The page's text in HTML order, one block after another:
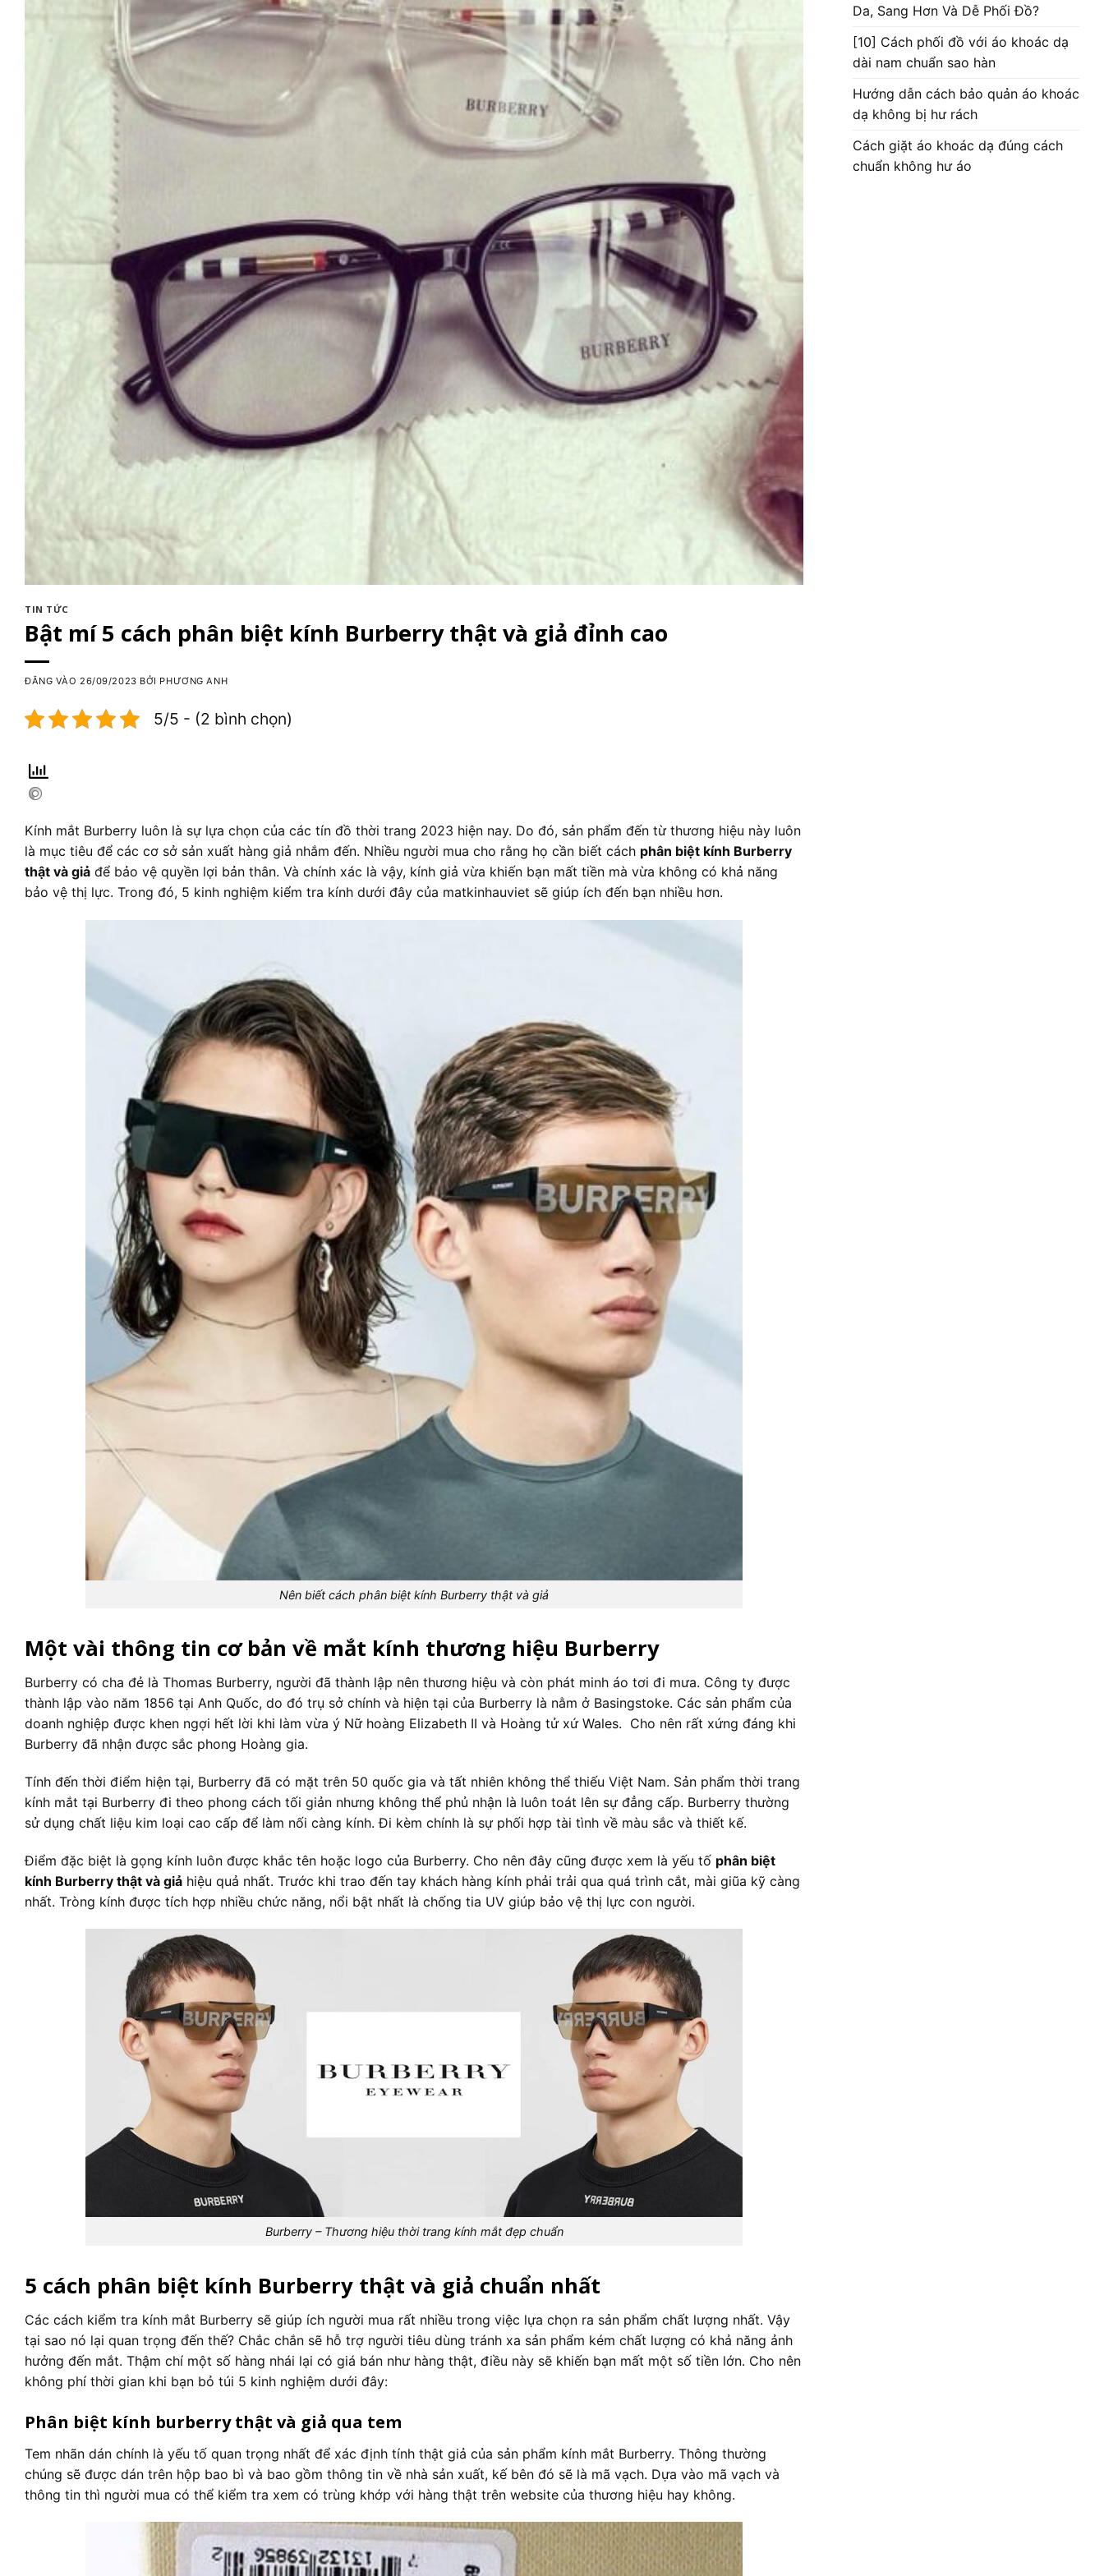
TIN TỨC
Bật mí 5 cách phân biệt kính Burberry thật và giả đỉnh cao
ĐĂNG VÀO 26/09/2023 BỞI PHƯƠNG ANH
5/5 - (2 bình chọn)
Kính mắt Burberry luôn là sự lựa chọn của các tín đồ thời trang 2023 hiện nay. Do đó, sản phẩm đến từ thương hiệu này luôn
là mục tiêu để các cơ sở sản xuất hàng giả nhắm đến. Nhiều người mua cho rằng họ cần biết cách phân biệt kính Burberry
thật và giả để bảo vệ quyền lợi bản thân. Và chính xác là vậy, kính giả vừa khiến bạn mất tiền mà vừa không có khả năng
bảo vệ thị lực. Trong đó, 5 kinh nghiệm kiểm tra kính dưới đây của matkinhauviet sẽ giúp ích đến bạn nhiều hơn.
Nên biết cách phân biệt kính Burberry thật và giả
Một vài thông tin cơ bản về mắt kính thương hiệu Burberry
Burberry có cha đẻ là Thomas Burberry, người đã thành lập nên thương hiệu và còn phát minh áo tơi đi mưa. Công ty được
thành lập vào năm 1856 tại Anh Quốc, do đó trụ sở chính và hiện tại của Burberry là nằm ở Basingstoke. Các sản phẩm của
doanh nghiệp được khen ngợi hết lời khi làm vừa ý Nữ hoàng Elizabeth II và Hoàng tử xứ Wales. Cho nên rất xứng đáng khi
Burberry đã nhận được sắc phong Hoàng gia.
Tính đến thời điểm hiện tại, Burberry đã có mặt trên 50 quốc gia và tất nhiên không thể thiếu Việt Nam. Sản phẩm thời trang
kính mắt tại Burberry đi theo phong cách tối giản nhưng không thể phủ nhận là luôn toát lên sự đẳng cấp. Burberry thường
sử dụng chất liệu kim loại cao cấp để làm nối càng kính. Đi kèm chính là sự phối hợp tài tình về màu sắc và thiết kế.
Điểm đặc biệt là gọng kính luôn được khắc tên hoặc logo của Burberry. Cho nên đây cũng được xem là yếu tố phân biệt
kính Burberry thật và giả hiệu quả nhất. Trước khi trao đến tay khách hàng kính phải trải qua quá trình cắt, mài giũa kỹ càng
nhất. Tròng kính được tích hợp nhiều chức năng, nổi bật nhất là chống tia UV giúp bảo vệ thị lực con người.
Burberry – Thương hiệu thời trang kính mắt đẹp chuẩn
5 cách phân biệt kính Burberry thật và giả chuẩn nhất
Các cách kiểm tra kính mắt Burberry sẽ giúp ích người mua rất nhiều trong việc lựa chọn ra sản phẩm chất lượng nhất. Vậy
tại sao nó lại quan trọng đến thế? Chắc chắn sẽ hỗ trợ người tiêu dùng tránh xa sản phẩm kém chất lượng có khả năng ảnh
hưởng đến mắt. Thậm chí một số hàng nhái lại có giá bán như hàng thật, điều này sẽ khiến bạn mất một số tiền lớn. Cho nên
không phí thời gian khi bạn bỏ túi 5 kinh nghiệm dưới đây:
Phân biệt kính burberry thật và giả qua tem
Tem nhãn dán chính là yếu tố quan trọng nhất để xác định tính thật giả của sản phẩm kính mắt Burberry. Thông thường
chúng sẽ được dán trên hộp bao bì và bao gồm thông tin về nhà sản xuất, kế bên đó sẽ là mã vạch. Dựa vào mã vạch và
thông tin thì người mua có thể kiểm tra xem có trùng khớp với hàng thật trên website của thương hiệu hay không.
Da, Sang Hơn Và Dễ Phối Đồ?
[10] Cách phối đồ với áo khoác dạ
dài nam chuẩn sao hàn
Hướng dẫn cách bảo quản áo khoác
dạ không bị hư rách
Cách giặt áo khoác dạ đúng cách
chuẩn không hư áo